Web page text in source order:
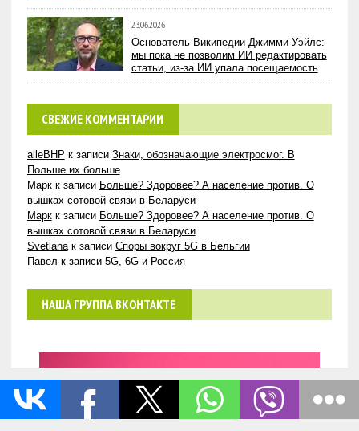
23.06.2026
Основатель Википедии Джимми Уэйлс:
мы пока не позволим ИИ редактировать
статьи, из-за ИИ упала посещаемость
СВЕЖИЕ КОММЕНТАРИИ
alleBHP к записи Знаки, обозначающие электросмог. В
Польше их больше
Маркк записи Больше? Здоровее? А население против. О
вышках сотовой связи в Беларуси
Маркк записи Больше? Здоровее? А население против. О
вышках сотовой связи в Беларуси
Svetlanaк записи Споры вокруг 5G в Бельгии
Павел к записи 5G, 6G и Россия
НАША ГРУППА ВКОНТАКТЕ